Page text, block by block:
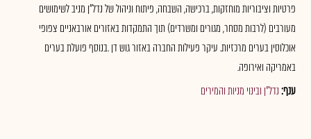
פרטיות וציבוריות מוחזקות, ברכישה, השבחה, פיתוח וניהול של נדל"ן מניב לשימושים
מעורבים (לרבות מסחר, מגורים ומשרדים) תוך התמקדות באזורים אורבאניים צפופי
אוכלוסין בערים מרכזיות. עיקר פעילות החברה באזור גוש דן .בנוסף פועלת בערים
באמריקה ואירופה.
ענף:נדל"ן ובינוי מניות והמירים